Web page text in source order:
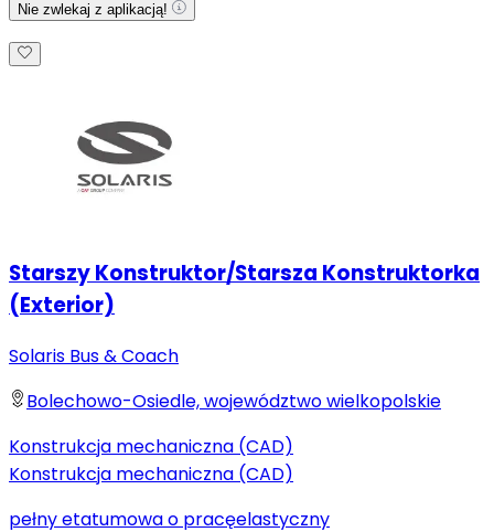
Nie zwlekaj z aplikacją!
Starszy Konstruktor/Starsza Konstruktorka
(Exterior)
Solaris Bus & Coach
Bolechowo-Osiedle, województwo wielkopolskie
Konstrukcja mechaniczna (CAD)
Konstrukcja mechaniczna (CAD)
pełny etatumowa o pracęelastyczny